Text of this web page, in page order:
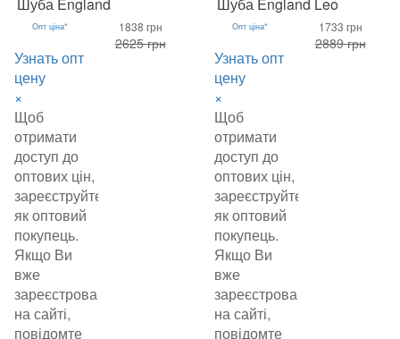
Шуба England
Опт ціна*
Узнать опт
цену
×
Щоб
отримати
доступ до
оптових цін,
зареєструйтеся
як оптовий
покупець.
Якщо Ви
вже
зареєстровані
на сайті,
повідомте
1838 грн
2625 грн
Шуба England Leo
Опт ціна*
Узнать опт
цену
×
Щоб
отримати
доступ до
оптових цін,
зареєструйтеся
як оптовий
покупець.
Якщо Ви
вже
зареєстровані
на сайті,
повідомте
1733 грн
2889 грн